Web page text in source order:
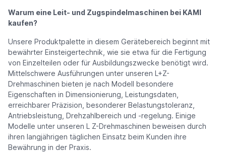
Warum eine Leit- und Zugspindelmaschinen bei KAMI
kaufen?
Unsere Produktpalette in diesem Gerätebereich beginnt mit
bewährter Einsteigertechnik, wie sie etwa für die Fertigung
von Einzelteilen oder für Ausbildungszwecke benötigt wird.
Mittelschwere Ausführungen unter unseren L+Z-
Drehmaschinen bieten je nach Modell besondere
Eigenschaften in Dimensionierung, Leistungsdaten,
erreichbarer Präzision, besonderer Belastungstoleranz,
Antriebsleistung, Drehzahlbereich und -regelung. Einige
Modelle unter unseren L Z-Drehmaschinen beweisen durch
ihren langjährigen täglichen Einsatz beim Kunden ihre
Bewährung in der Praxis.